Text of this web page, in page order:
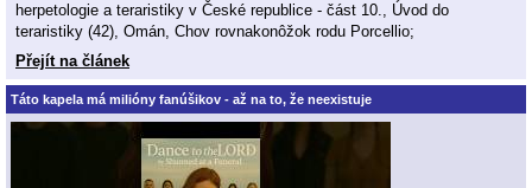
herpetologie a teraristiky v České republice - část 10., Úvod do
teraristiky (42), Omán, Chov rovnakonôžok rodu Porcellio;
Přejít na článek
Táto kapela má milióny fanúšikov - až na to, že neexistuje